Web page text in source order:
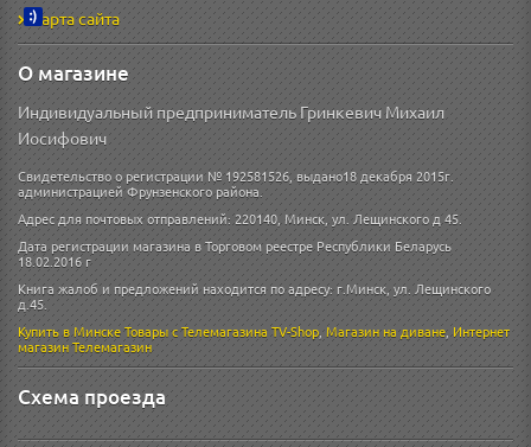
Карта сайта
О магазине
Индивидуальный предприниматель Гринкевич Михаил
Иосифович
Свидетельство о регистрации № 192581526, выдано18 декабря 2015г.
администрацией Фрунзенского района.
Адрес для почтовых отправлений: 220140, Минск, ул. Лещинского д 45.
Дата регистрации магазина в Торговом реестре Республики Беларусь
18.02.2016 г
Книга жалоб и предложений находится по адресу: г.Минск, ул. Лещинского
д.45.
Купить в МинскеТовары с Телемагазина TV-Shop,Магазин на диване,Интернет
магазинТелемагазин
Схема проезда